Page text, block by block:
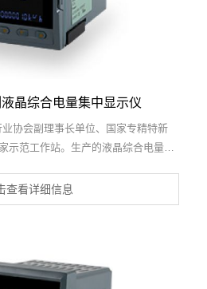
晶综合电量集中显示仪
协会副理事长单位、国家专精特新
示范工作站。生产的液晶综合电量集
RS485/RS232通讯等特点。产品获
交直流信号转换电路、基于DCS技术
集控制终端规范等2项军用标准，以
造国家标准，参与国际5G标准制定，
查看详细信息